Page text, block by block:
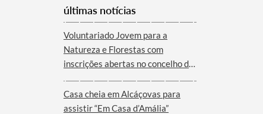
últimas notícias
Voluntariado Jovem para a
Natureza e Florestas com
inscrições abertas no concelho de
Casa cheia em Alcáçovas para
assistir “Em Casa d’Amália”